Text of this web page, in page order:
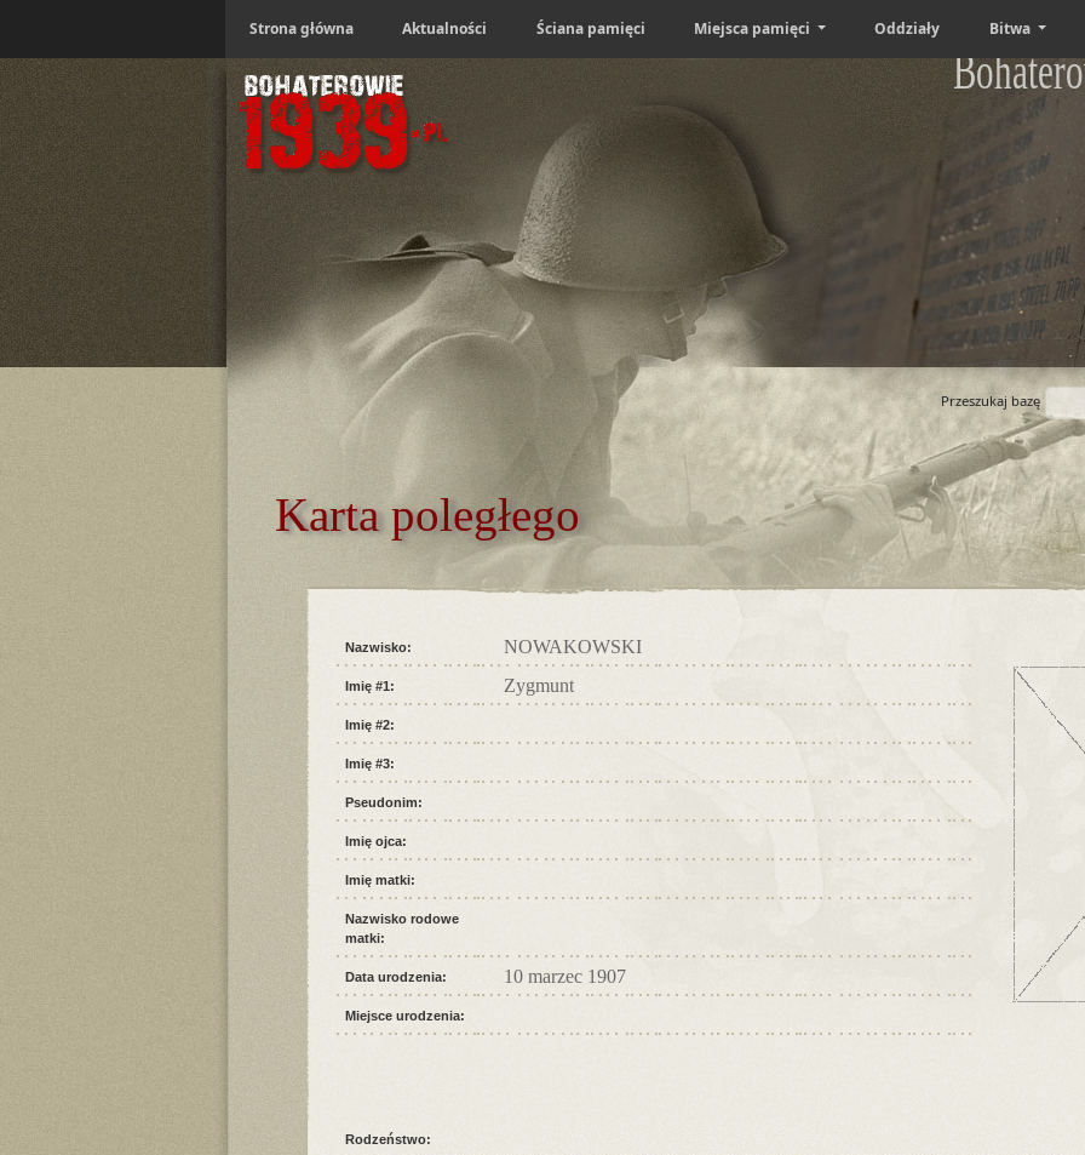
Strona główna Aktualności Ściana pamięci Miejsca pamięci Oddziały Bitwa
Przeszukaj bazę
Karta poległego
Nazwisko: NOWAKOWSKI
Imię #1: Zygmunt
Imię #2:
Imię #3:
Pseudonim:
Imię ojca:
Imię matki:
Nazwisko rodowe
matki:
Data urodzenia: 10 marzec 1907
Miejsce urodzenia:
Rodzeństwo: